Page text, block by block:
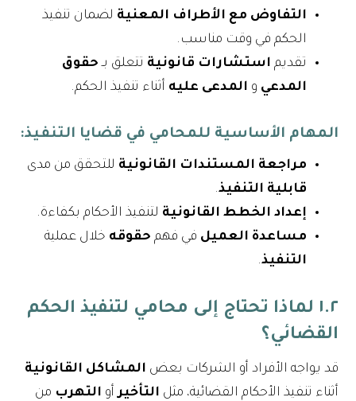
التفاوض مع الأطراف المعنية لضمان تنفيذ
الحكم في وقت مناسب.
تقديم استشارات قانونية تتعلق بـ حقوق
المدعي و المدعى عليه أثناء تنفيذ الحكم.
المهام الأساسية للمحامي في قضايا التنفيذ:
مراجعة المستندات القانونية للتحقق من مدى
قابلية التنفيذ.
إعداد الخطط القانونية لتنفيذ الأحكام بكفاءة.
مساعدة العميل في فهم حقوقه خلال عملية
التنفيذ.
١.٢ لماذا تحتاج إلى محامي لتنفيذ الحكم
القضائي؟
قد يواجه الأفراد أو الشركات بعض المشاكل القانونية
أثناء تنفيذ الأحكام القضائية، مثل التأخيرأو التهرب من